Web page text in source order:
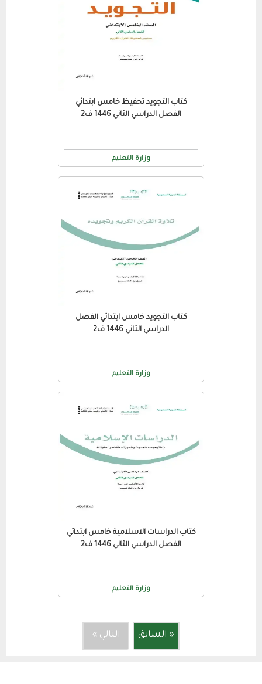
كتاب التجويد تحفيظ خامس ابتدائي
الفصل الدراسي الثاني 1446 ف2
وزارة التعليم
كتاب التجويد خامس ابتدائي الفصل
الدراسي الثاني 1446 ف2
وزارة التعليم
كتاب الدراسات الاسلامية خامس ابتدائي
الفصل الدراسي الثاني 1446 ف2
وزارة التعليم
« السابق التالي »